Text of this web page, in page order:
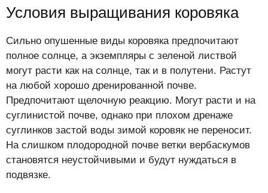
Условия выращивания коровяка
Сильно опушенные виды коровяка предпочитают
полное солнце, а экземпляры с зеленой листвой
могут расти как на солнце, так и в полутени. Растут
на любой хорошо дренированной почве.
Предпочитают щелочную реакцию. Могут расти и на
суглинистой почве, однако при плохом дренаже
суглинков застой воды зимой коровяк не переносит.
На слишком плодородной почве ветки вербаскумов
становятся неустойчивыми и будут нуждаться в
подвязке.